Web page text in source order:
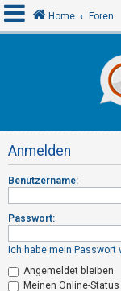
e
l
d
e
n
R
Home Foren
Anmelden
Benutzername:
Passwort:
Ich habe mein Passwort
Angemeldet bleiben
Meinen Online-